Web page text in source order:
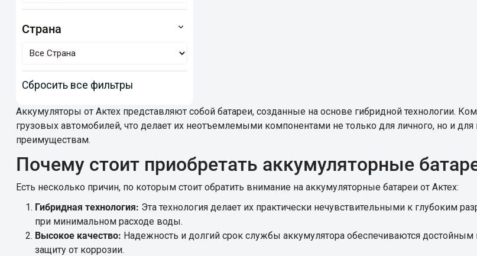
Страна
Сбросить все фильтры
Аккумуляторы от Актех представляют собой батареи, созданные на основе гибридной технологии.
грузовых автомобилей, что делает их неотъемлемыми компонентами не только для личного, но и
преимуществам.
Почему стоит приобретать аккумуляторные
Есть несколько причин, по которым стоит обратить внимание на аккумуляторные батареи от Актех:
Гибридная технология: Эта технология делает их практически нечувствительными к глубоким
при минимальном расходе воды.
Высокое качество: Надежность и долгий срок службы аккумулятора обеспечиваются достойным
защиту от коррозии.